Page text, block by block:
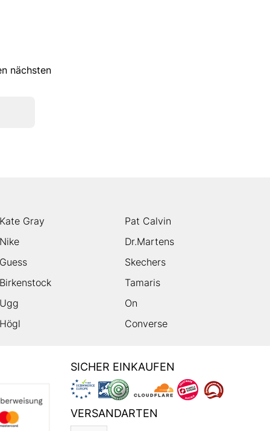
nächsten
Kate Gray
Pat Calvin
Nike
Dr.Martens
Guess
Skechers
Birkenstock
Tamaris
Ugg
On
Högl Converse
SICHER EINKAUFEN
VERSANDARTEN